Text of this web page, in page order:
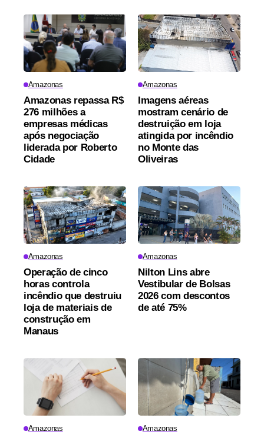
Amazonas
Amazonas repassa R$
276 milhões a
empresas médicas
após negociação
liderada por Roberto
Cidade
Amazonas
Imagens aéreas
mostram cenário de
destruição em loja
atingida por incêndio
no Monte das
Oliveiras
Amazonas
Operação de cinco
horas controla
incêndio que destruiu
loja de materiais de
construção em
Manaus
Amazonas
Nilton Lins abre
Vestibular de Bolsas
2026 com descontos
de até 75%
Amazonas Amazonas